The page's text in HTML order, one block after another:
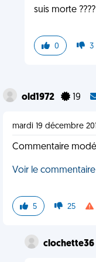
suis morte ????
0 3
old1972 19
mardi 19 décembre
Commentaire
Voir le
5 25
clochette36